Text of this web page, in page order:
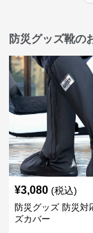
防災グッズ靴の
¥3,080 (税込)
防災グッズ 防災対
ズカバー